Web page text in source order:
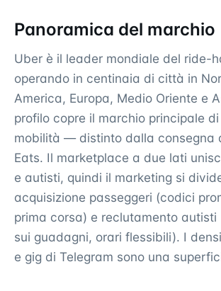
Panoramica del marchio
Uber è il leader mondiale del ride-
operando in centinaia di città in
America, Europa, Medio Oriente e
profilo copre il marchio principale
mobilità — distinto dalla consegna
Eats. Il marketplace a due lati
e autisti, quindi il marketing si
acquisizione passeggeri (codici
prima corsa) e reclutamento autisti
sui guadagni, orari flessibili). I
e gig di Telegram sono una